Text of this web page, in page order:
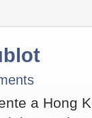
a Hong